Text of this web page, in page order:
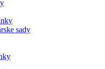
sady